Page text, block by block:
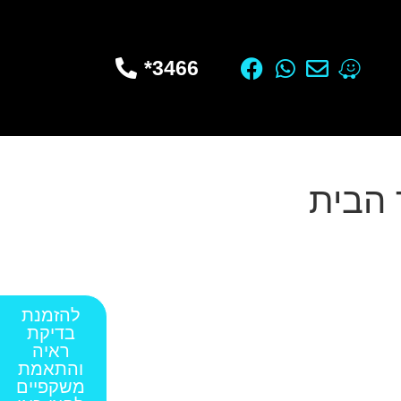
3466*
הבית
להזמנת
בדיקת
ראיה
והתאמת
משקפיים